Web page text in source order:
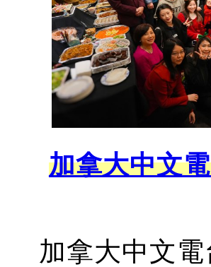
加拿大中文
加拿大中文